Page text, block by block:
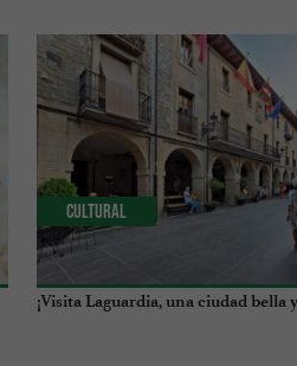
¡Visita Laguardia, una ciudad bella
Cultural